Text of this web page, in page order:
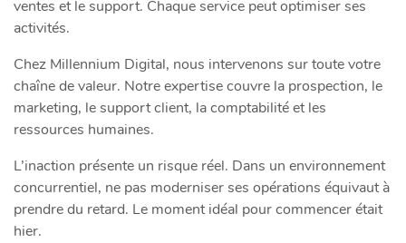
ventes et le support. Chaque service peut optimiser ses
activités.
Chez Millennium Digital, nous intervenons sur toute votre
chaîne de valeur. Notre expertise couvre la prospection, le
marketing, le support client, la comptabilité et les
ressources humaines.
L’inaction présente un risque réel. Dans un environnement
concurrentiel, ne pas moderniser ses opérations équivaut à
prendre du retard. Le moment idéal pour commencer était
hier.